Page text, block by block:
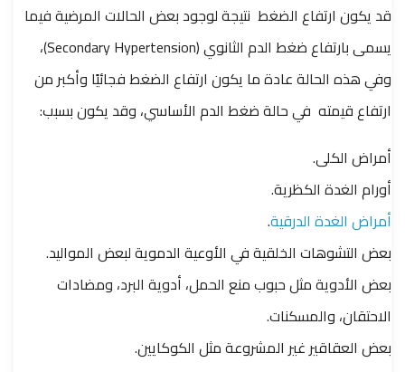
قد يكون ارتفاع الضغط نتيجة لوجود بعض الحالات المرضية فيما
يسمى بارتفاع ضغط الدم الثانوي (Secondary Hypertension)،
وفي هذه الحالة عادة ما يكون ارتفاع الضغط فجائيًا وأكبر من
ارتفاع قيمته في حالة ضغط الدم الأساسي، وقد يكون بسبب:
أمراض الكلى.
أورام الغدة الكظرية.
أمراض الغدة الدرقية.
بعض التشوهات الخلقية في الأوعية الدموية لبعض المواليد.
بعض الأدوية مثل حبوب منع الحمل، أدوية البرد، ومضادات
الاحتقان، والمسكنات.
بعض العقاقير غير المشروعة مثل الكوكايين.